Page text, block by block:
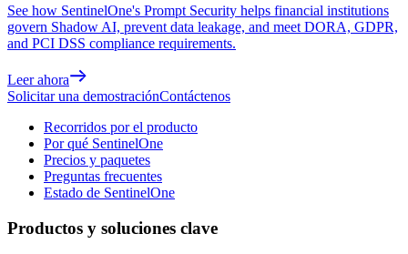
See how SentinelOne's Prompt Security helps financial institutions
govern Shadow AI, prevent data leakage, and meet DORA, GDPR,
and PCI DSS compliance requirements.
Leer ahora
Solicitar una demostraciónContáctenos
Recorridos por el producto
Por qué SentinelOne
Precios y paquetes
Preguntas frecuentes
Estado de SentinelOne
Productos y soluciones clave